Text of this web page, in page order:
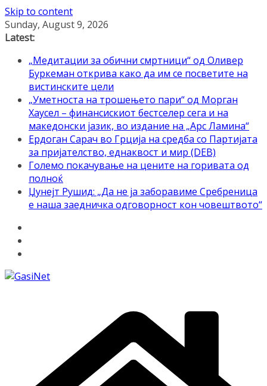
Skip to content
Sunday, August 9, 2026
Latest:
„Медитации за обични смртници“ од Оливер
Буркеман открива како да им се посветите на
вистинските цели
„Уметноста на трошењето пари“ од Морган
Хаусел – финансискиот бестселер сега и на
македонски јазик, во издание на „Арс Ламина“
Ердоган Сарач во Грција на средба со Партијата
за пријателство, еднаквост и мир (DEB)
Големо покачување на цените на горивата од
полноќ
Џунејт Рушид: „Да не ја заборавиме Сребреница
е наша заедничка одговорност кон човештвото“